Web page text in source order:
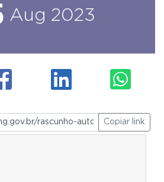
Aug 2023
Copiar link